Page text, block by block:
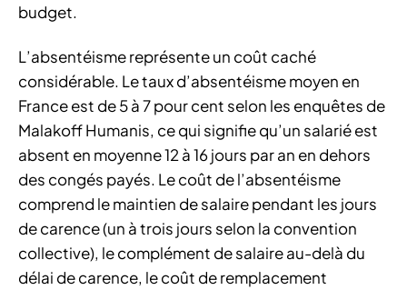
budget.
L’absentéisme représente un coût caché
considérable. Le taux d’absentéisme moyen en
France est de 5 à 7 pour cent selon les enquêtes de
Malakoff Humanis, ce qui signifie qu’un salarié est
absent en moyenne 12 à 16 jours par an en dehors
des congés payés. Le coût de l’absentéisme
comprend le maintien de salaire pendant les jours
de carence (un à trois jours selon la convention
collective), le complément de salaire au-delà du
délai de carence, le coût de remplacement